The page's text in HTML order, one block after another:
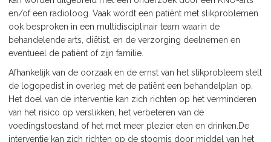
en/of een radioloog. Vaak wordt een patiënt met slikproblemen
ook besproken in een multidisciplinair team waarin de
behandelende arts, diëtist, en de verzorging deelnemen en
eventueel de patiënt of zijn familie.
Afhankelijk van de oorzaak en de ernst van het slikprobleem stelt
de logopedist in overleg met de patiënt een behandelplan op.
Het doel van de interventie kan zich richten op het verminderen
van het risico op verslikken, het verbeteren van de
voedingstoestand of het met meer plezier eten en drinken.De
interventie kan zich richten op de stoornis door middel van het